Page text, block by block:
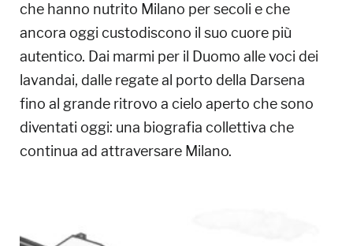
che hanno nutrito Milano per secoli e che
ancora oggi custodiscono il suo cuore più
autentico. Dai marmi per il Duomo alle voci dei
lavandai, dalle regate al porto della Darsena
fino al grande ritrovo a cielo aperto che sono
diventati oggi: una biografia collettiva che
continua ad attraversare Milano.